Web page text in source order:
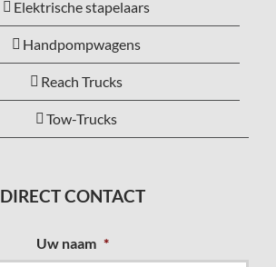
Elektrische stapelaars
Handpompwagens
Reach Trucks
Tow-Trucks
DIRECT CONTACT
Uw naam *